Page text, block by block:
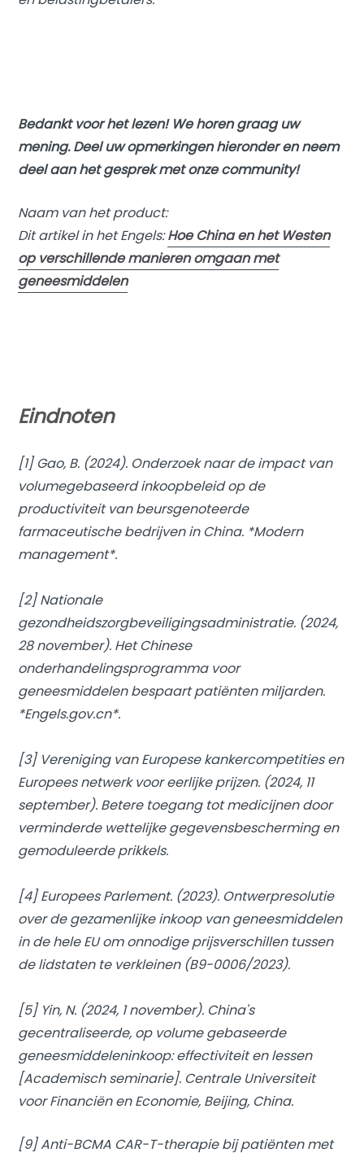
Bedankt voor het lezen! We horen graag uw
mening. Deel uw opmerkingen hieronder en neem
deel aan het gesprek met onze community!
Naam van het product:
Dit artikel in het Engels:Hoe China en het Westen
op verschillende manieren omgaan met
geneesmiddelen
Eindnoten
[1] Gao, B. (2024). Onderzoek naar de impact van
volumegebaseerd inkoopbeleid op de
productiviteit van beursgenoteerde
farmaceutische bedrijven in China. *Modern
management*.
[2] Nationale
gezondheidszorgbeveiligingsadministratie. (2024,
28 november). Het Chinese
onderhandelingsprogramma voor
geneesmiddelen bespaart patiënten miljarden.
*Engels.gov.cn*.
[3] Vereniging van Europese kankercompetities en
Europees netwerk voor eerlijke prijzen. (2024, 11
september). Betere toegang tot medicijnen door
verminderde wettelijke gegevensbescherming en
gemoduleerde prikkels.
[4] Europees Parlement. (2023). Ontwerpresolutie
over de gezamenlijke inkoop van geneesmiddelen
in de hele EU om onnodige prijsverschillen tussen
de lidstaten te verkleinen (B9-0006/2023).
[5] Yin, N. (2024, 1 november). China's
gecentraliseerde, op volume gebaseerde
geneesmiddeleninkoop: effectiviteit en lessen
[Academisch seminarie]. Centrale Universiteit
voor Financiën en Economie, Beijing, China.
[9] Anti-BCMA CAR-T-therapie bij patiënten met